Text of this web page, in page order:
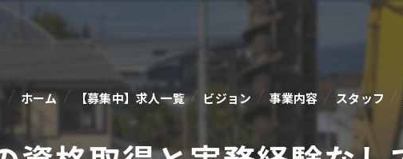
ホーム 【募集中】求人一覧 ビジョン 事業内容 スタッフ